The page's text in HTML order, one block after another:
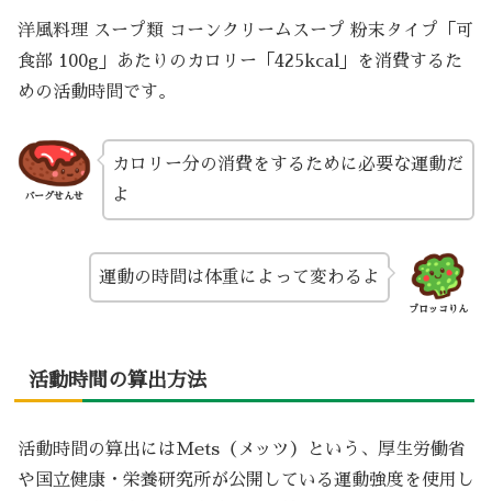
洋風料理 スープ類 コーンクリームスープ 粉末タイプ「可
食部 100g」あたりのカロリー「425kcal」を消費するた
めの活動時間です。
バーグせんせ
カロリー分の消費をするために必要な運動だ
よ
ブロッコりん
運動の時間は体重によって変わるよ
活動時間の算出方法
活動時間の算出にはMets（メッツ）という、厚生労働省
や国立健康・栄養研究所が公開している運動強度を使用し